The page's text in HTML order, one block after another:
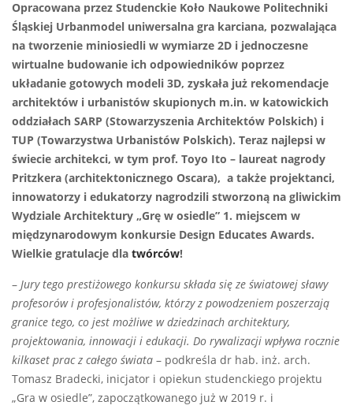
Opracowana przez Studenckie Koło Naukowe Politechniki
Śląskiej Urbanmodel uniwersalna gra karciana, pozwalająca
na tworzenie miniosiedli w wymiarze 2D i jednoczesne
wirtualne budowanie ich odpowiedników poprzez
układanie gotowych modeli 3D, zyskała już rekomendacje
architektów i urbanistów skupionych m.in. w katowickich
oddziałach SARP (Stowarzyszenia Architektów Polskich) i
TUP (Towarzystwa Urbanistów Polskich). Teraz najlepsi w
świecie architekci, w tym prof. Toyo Ito – laureat nagrody
Pritzkera (architektonicznego Oscara), a także projektanci,
innowatorzy i edukatorzy nagrodzili stworzoną na gliwickim
Wydziale Architektury „Grę w osiedle” 1. miejscem w
międzynarodowym konkursie Design Educates Awards.
Wielkie gratulacje dla twórców!
– Jury tego prestiżowego konkursu składa się ze światowej sławy
profesorów i profesjonalistów, którzy z powodzeniem poszerzają
granice tego, co jest możliwe w dziedzinach architektury,
projektowania, innowacji i edukacji. Do rywalizacji wpływa rocznie
kilkaset prac z całego świata – podkreśla dr hab. inż. arch.
Tomasz Bradecki, inicjator i opiekun studenckiego projektu
„Gra w osiedle”, zapoczątkowanego już w 2019 r. i